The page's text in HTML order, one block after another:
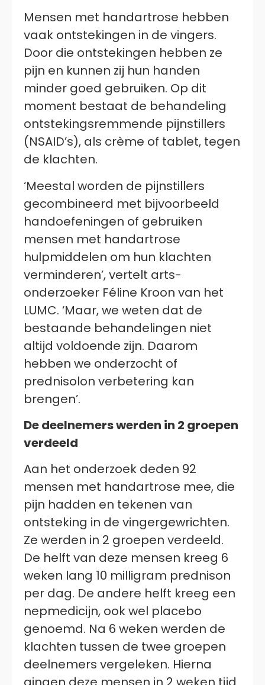
Mensen met handartrose hebben
vaak ontstekingen in de vingers.
Door die ontstekingen hebben ze
pijn en kunnen zij hun handen
minder goed gebruiken. Op dit
moment bestaat de behandeling
ontstekingsremmende pijnstillers
(NSAID’s), als crème of tablet, tegen
de klachten.
‘Meestal worden de pijnstillers
gecombineerd met bijvoorbeeld
handoefeningen of gebruiken
mensen met handartrose
hulpmiddelen om hun klachten
verminderen’, vertelt arts-
onderzoeker Féline Kroon van het
LUMC. ‘Maar, we weten dat de
bestaande behandelingen niet
altijd voldoende zijn. Daarom
hebben we onderzocht of
prednisolon verbetering kan
brengen’.
De deelnemers werden in 2 groepen
verdeeld
Aan het onderzoek deden 92
mensen met handartrose mee, die
pijn hadden en tekenen van
ontsteking in de vingergewrichten.
Ze werden in 2 groepen verdeeld.
De helft van deze mensen kreeg 6
weken lang 10 milligram prednison
per dag. De andere helft kreeg een
nepmedicijn, ook wel placebo
genoemd. Na 6 weken werden de
klachten tussen de twee groepen
deelnemers vergeleken. Hierna